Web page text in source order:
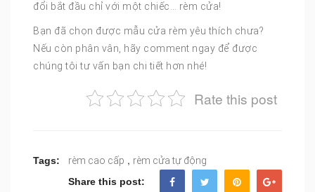
đổi bắt đầu chỉ với một chiếc… rèm cửa!
Bạn đã chọn được mẫu cửa rèm yêu thích chưa?
Nếu còn phân vân, hãy comment ngay để được
chúng tôi tư vấn bạn chi tiết hơn nhé!
Rate this post
Tags: rèm cao cấp , rèm cửa tự động
Share this post: